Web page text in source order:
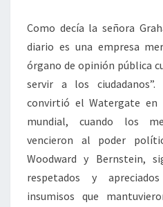
Como decía la señora
diario es una empresa
órgano de opinión pública
servir a los
convirtió el Watergate
mundial, cuando los
vencieron al poder
Woodward y Bernstein,
respetados y
insumisos que